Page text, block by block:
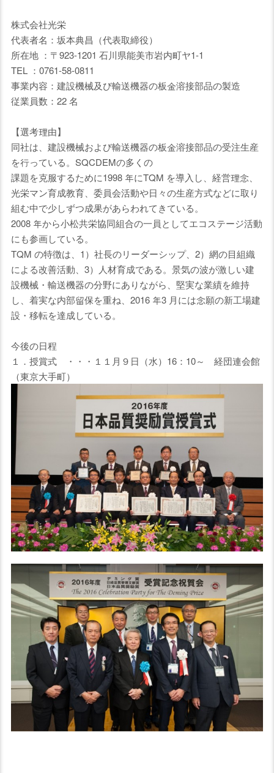
株式会社光栄
代表者名：坂本典昌（代表取締役）
所在地 ：〒923-1201 石川県能美市岩内町ヤ1-1
TEL ：0761-58-0811
事業内容：建設機械及び輸送機器の板金溶接部品の製造
従業員数：22 名
【選考理由】
同社は、建設機械および輸送機器の板金溶接部品の受注生産
を行っている。SQCDEMの多くの
課題を克服するために1998 年にTQM を導入し、経営理念、
光栄マン育成教育、委員会活動や日々の生産方式などに取り
組む中で少しずつ成果があらわれてきている。
2008 年から小松共栄協同組合の一員としてエコステージ活動
にも参画している。
TQM の特徴は、1）社長のリーダーシップ、2）網の目組織
による改善活動、3）人材育成である。景気の波が激しい建
設機械・輸送機器の分野にありながら、堅実な業績を維持
し、着実な内部留保を重ね、2016 年3 月には念願の新工場建
設・移転を達成している。
今後の日程
１．授賞式 ・・・１１月９日（水）16：10～ 経団連会館
（東京大手町）